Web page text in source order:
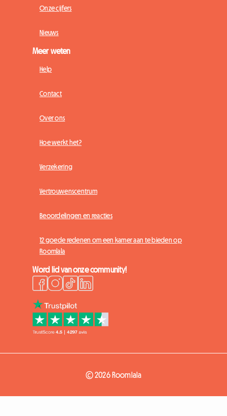
Onze cijfers
Nieuws
Meer weten
Help
Contact
Over ons
Hoe werkt het?
Verzekering
Vertrouwenscentrum
Beoordelingen en reacties
12 goede redenen om een kamer aan te bieden op
Roomlala
Word lid van onze community!
© 2026 Roomlala